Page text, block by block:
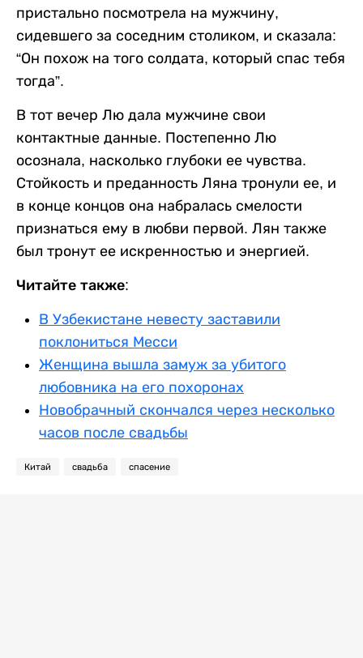
пристально посмотрела на мужчину,
сидевшего за соседним столиком, и сказала:
“Он похож на того солдата, который спас тебя
тогда”.
В тот вечер Лю дала мужчине свои
контактные данные. Постепенно Лю
осознала, насколько глубоки ее чувства.
Стойкость и преданность Ляна тронули ее, и
в конце концов она набралась смелости
признаться ему в любви первой. Лян также
был тронут ее искренностью и энергией.
Читайте также:
В Узбекистане невесту заставили
поклониться Месси
Женщина вышла замуж за убитого
любовника на его похоронах
Новобрачный скончался через несколько
часов после свадьбы
Китай свадьба спасение